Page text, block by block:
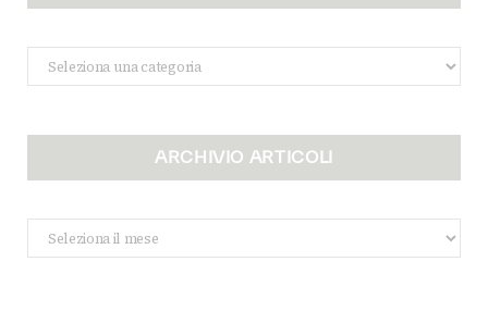
Categorie
ARCHIVIO ARTICOLI
Archivio
Articoli